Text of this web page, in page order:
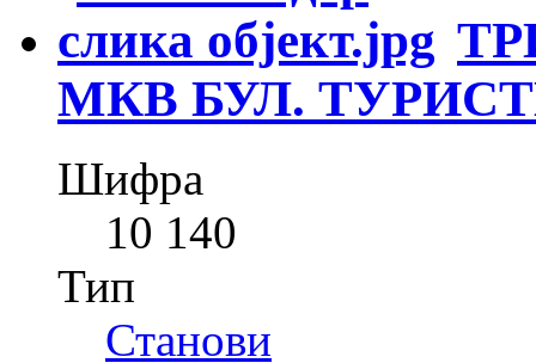
МКВ БУЛ.
Шифра
10 140
Тип
Станови